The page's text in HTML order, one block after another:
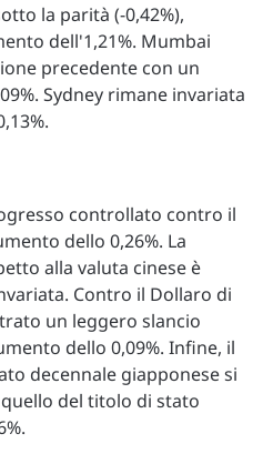
la parità (-0,42%),
dell'1,21%. Mumbai
precedente con un
Sydney rimane invariata
controllato contro il
dello 0,26%. La
alla valuta cinese è
Contro il Dollaro di
un leggero slancio
dello 0,09%. Infine, il
decennale giapponese si
del titolo di stato